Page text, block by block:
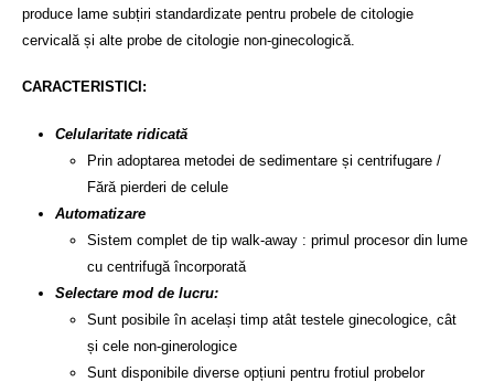
produce lame subțiri standardizate pentru probele de citologie
cervicală și alte probe de citologie non-ginecologică.
CARACTERISTICI:
Celularitate ridicată
Prin adoptarea metodei de sedimentare și centrifugare /
Fără pierderi de celule
Automatizare
Sistem complet de tip walk-away : primul procesor din lume
cu centrifugă încorporată
Selectare mod de lucru:
Sunt posibile în același timp atât testele ginecologice, cât
și cele non-ginerologice
Sunt disponibile diverse opțiuni pentru frotiul probelor